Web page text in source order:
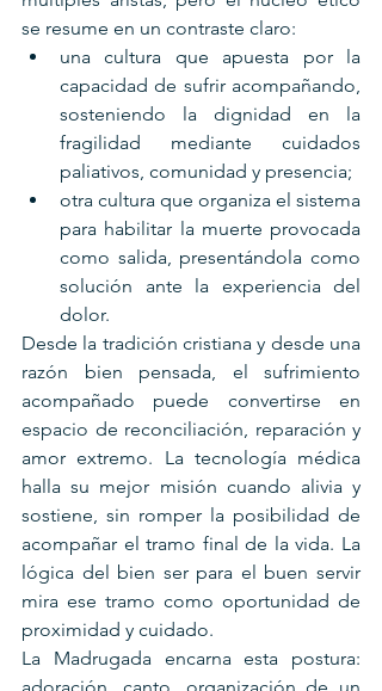
se resume en un contraste claro:
una cultura que apuesta por la
capacidad de sufrir acompañando,
sosteniendo la dignidad en la
fragilidad mediante cuidados
paliativos, comunidad y presencia;
otra cultura que organiza el sistema
para habilitar la muerte provocada
como salida, presentándola como
solución ante la experiencia del
dolor.
Desde la tradición cristiana y desde una
razón bien pensada, el sufrimiento
acompañado puede convertirse en
espacio de reconciliación, reparación y
amor extremo. La tecnología médica
halla su mejor misión cuando alivia y
sostiene, sin romper la posibilidad de
acompañar el tramo final de la vida. La
lógica del bien ser para el buen servir
mira ese tramo como oportunidad de
proximidad y cuidado.
La Madrugada encarna esta postura: